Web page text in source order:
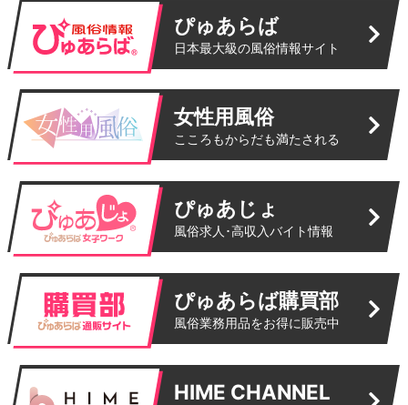
ぴゅあらば
日本最大級の風俗情報サイト
女性用風俗
こころもからだも満たされる
ぴゅあじょ
風俗求人･高収入バイト情報
ぴゅあらば購買部
風俗業務用品をお得に販売中
HIME CHANNEL